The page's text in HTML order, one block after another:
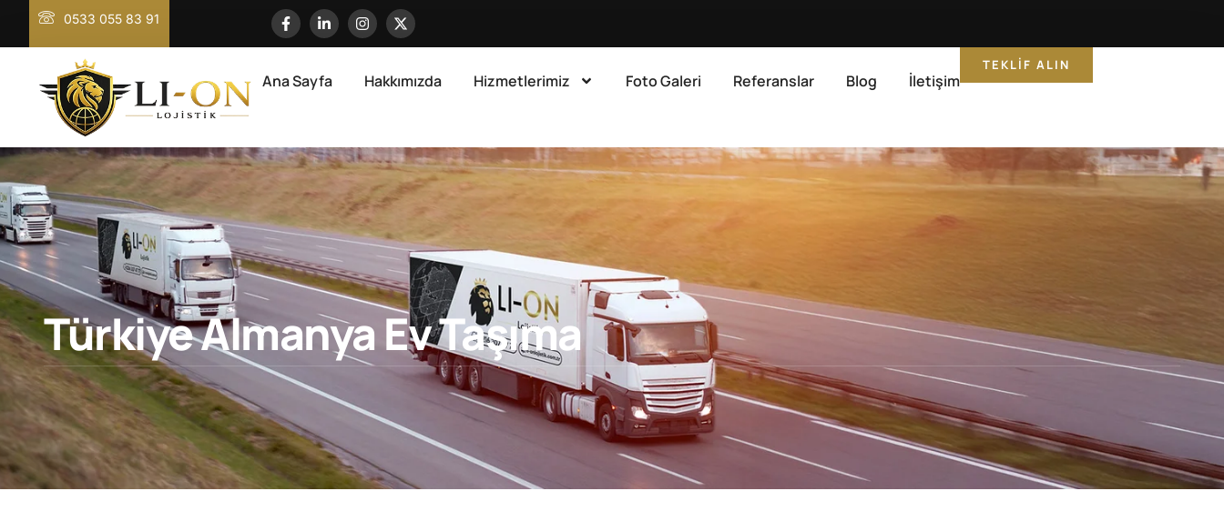
0533 055 83 91
Ana Sayfa Hakkımızda Hizmetlerimiz Foto Galeri Referanslar Blog İletişim
TEKLIF ALIN
Türkiye Almanya Ev Taşıma